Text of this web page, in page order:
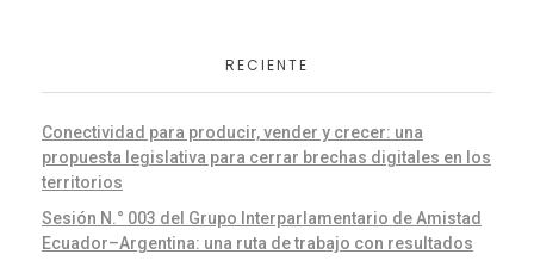
RECIENTE
Conectividad para producir, vender y crecer: una
propuesta legislativa para cerrar brechas digitales en los
territorios
Sesión N.° 003 del Grupo Interparlamentario de Amistad
Ecuador–Argentina: una ruta de trabajo con resultados